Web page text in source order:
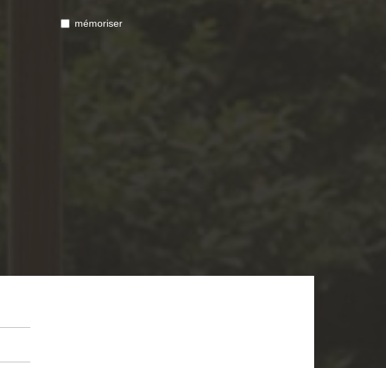
mémoriser